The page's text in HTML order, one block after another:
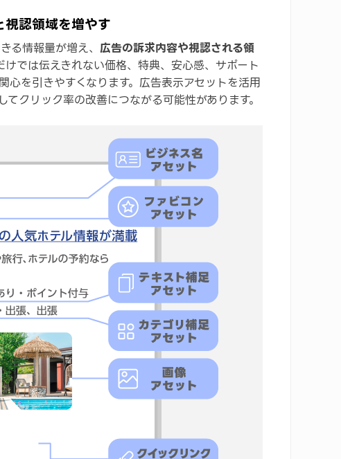
認領域を増やす
る情報量が増え、 広告の訴求内容や視認される領
では伝えきれない価格、特典、安心感、サポート
心を引きやすくなります。広告表示アセットを活用
クリック率の改善につながる可能性があります。